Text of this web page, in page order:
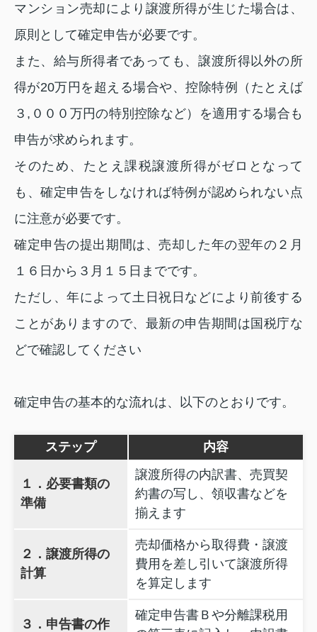
マンション売却により譲渡所得が生じた場合は、
原則として確定申告が必要です。
また、給与所得者であっても、譲渡所得以外の所
得が20万円を超える場合や、控除特例（たとえば
３,０００万円の特別控除など）を適用する場合も
申告が求められます。
そのため、たとえ課税譲渡所得がゼロとなって
も、確定申告をしなければ特例が認められない点
に注意が必要です。
確定申告の提出期間は、売却した年の翌年の２月
１６日から３月１５日までです。
ただし、年によって土日祝日などにより前後する
ことがありますので、最新の申告期間は国税庁な
どで確認してください
確定申告の基本的な流れは、以下のとおりです。
ステップ 内容
１．必要書類の
準備
譲渡所得の内訳書、売買契
約書の写し、領収書などを
揃えます
２．譲渡所得の
計算
売却価格から取得費・譲渡
費用を差し引いて譲渡所得
を算定します
３．申告書の作
確定申告書Ｂや分離課税用